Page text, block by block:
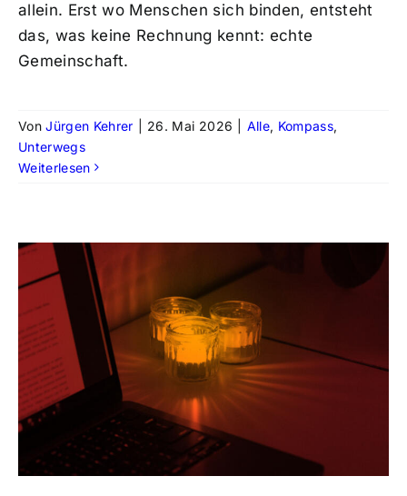
allein. Erst wo Menschen sich binden, entsteht
das, was keine Rechnung kennt: echte
Gemeinschaft.
VonJürgen Kehrer 26. Mai 2026 Alle, Kompass,
Unterwegs
Weiterlesen